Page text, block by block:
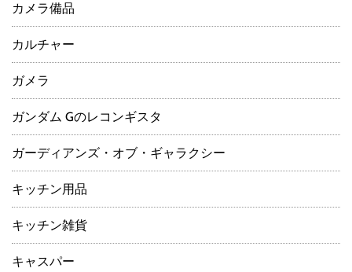
カメラ備品
カルチャー
ガメラ
ガンダム Gのレコンギスタ
ガーディアンズ・オブ・ギャラクシー
キッチン用品
キッチン雑貨
キャスパー